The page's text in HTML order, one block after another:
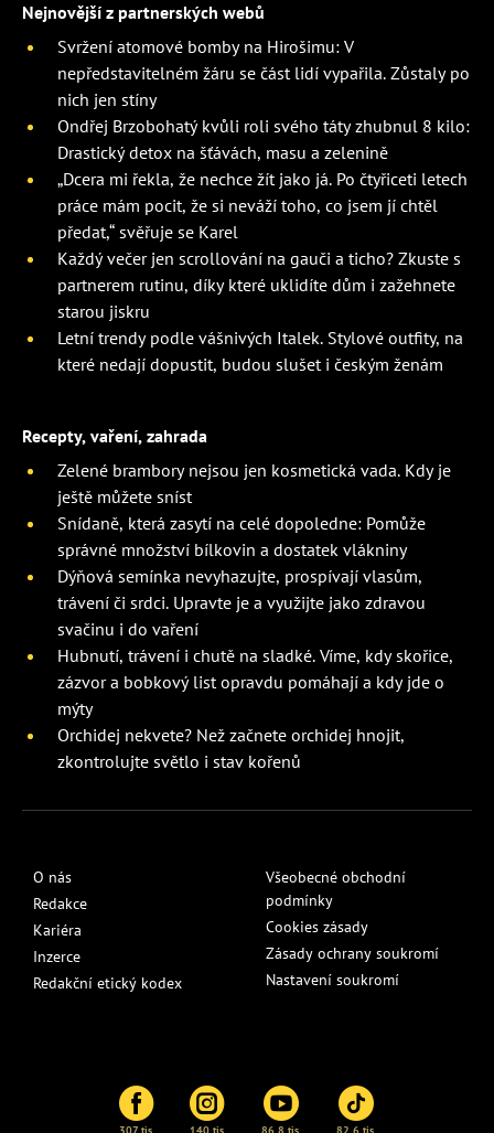
Nejnovější z partnerských webů
Svržení atomové bomby na Hirošimu: V
nepředstavitelném žáru se část lidí vypařila. Zůstaly po
nich jen stíny
Ondřej Brzobohatý kvůli roli svého táty zhubnul 8 kilo:
Drastický detox na šťávách, masu a zelenině
„Dcera mi řekla, že nechce žít jako já. Po čtyřiceti letech
práce mám pocit, že si neváží toho, co jsem jí chtěl
předat,“ svěřuje se Karel
Každý večer jen scrollování na gauči a ticho? Zkuste s
partnerem rutinu, díky které uklidíte dům i zažehnete
starou jiskru
Letní trendy podle vášnivých Italek. Stylové outfity, na
které nedají dopustit, budou slušet i českým ženám
Recepty, vaření, zahrada
Zelené brambory nejsou jen kosmetická vada. Kdy je
ještě můžete sníst
Snídaně, která zasytí na celé dopoledne: Pomůže
správné množství bílkovin a dostatek vlákniny
Dýňová semínka nevyhazujte, prospívají vlasům,
trávení či srdci. Upravte je a využijte jako zdravou
svačinu i do vaření
Hubnutí, trávení i chutě na sladké. Víme, kdy skořice,
zázvor a bobkový list opravdu pomáhají a kdy jde o
mýty
Orchidej nekvete? Než začnete orchidej hnojit,
zkontrolujte světlo i stav kořenů
O nás
Redakce
Kariéra
Inzerce
Redakční etický kodex
Všeobecné obchodní
podmínky
Cookies zásady
Zásady ochrany soukromí
Nastavení soukromí